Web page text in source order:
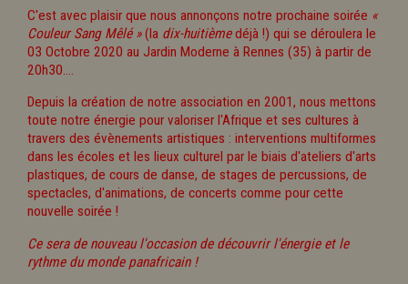
C'est avec plaisir que nous annonçons notre prochaine soirée «
Couleur Sang Mêlé »(la dix-huitièmedéjà !) qui se déroulera le
03 Octobre 2020 au Jardin Moderne à Rennes (35) à partir de
20h30....
Depuis la création de notre association en 2001, nous mettons
toute notre énergie pour valoriser l'Afrique et ses cultures à
travers des évènements artistiques : interventions multiformes
dans les écoles et les lieux culturel par le biais d'ateliers d'arts
plastiques, de cours de danse, de stages de percussions, de
spectacles, d'animations, de concerts comme pour cette
nouvelle soirée !
Ce sera de nouveau l'occasion de découvrir l'énergie et le
rythme du monde panafricain !